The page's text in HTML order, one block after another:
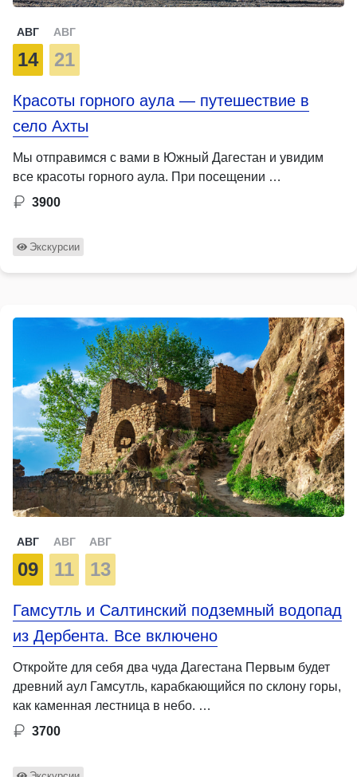
АВГ
14
АВГ
21
Красоты горного аула — путешествие в
село Ахты
Мы отправимся с вами в Южный Дагестан и увидим
все красоты горного аула. При посещении …
3900
Экскурсии
АВГ
09
АВГ
11
АВГ
13
Гамсутль и Салтинский подземный водопад
из Дербента. Все включено
Откройте для себя два чуда Дагестана Первым будет
древний аул Гамсутль, карабкающийся по склону горы,
как каменная лестница в небо. …
3700